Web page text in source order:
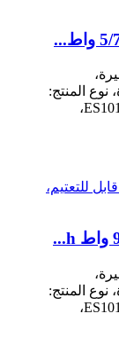
نوع المنتج:
ضوء كاشف صغير، رقم الموديل: ES1012،
نوع المنتج:
ضوء كاشف صغير، رقم الموديل: ES1010،